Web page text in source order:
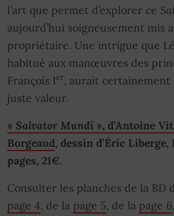
l’art que permet d’explorer ce
aujourd’hui soigneusement mis
propriétaire. Une intrigue que
habitué aux manœuvres des
François Ier, aurait certainement
juste valeur.
« Salvator Mundi », d’Antoine
Borgeaud, dessin d’Éric
pages, 21€.
Consulter les planches de la BD
page 4, de la page 5, de la page 6